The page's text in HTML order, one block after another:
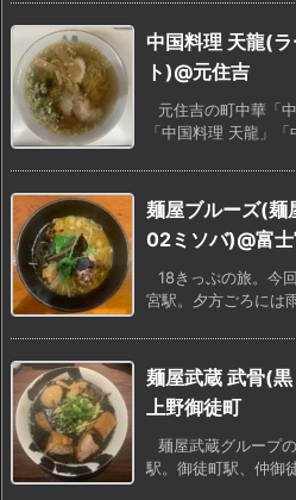
中国料理 天龍(
ト)@元住吉
元住吉の町中華「
「中国料理 天龍」
麺屋ブルーズ(麺
02ミソバ)@富
18きっぷの旅。今
宮駅。夕方ごろには
麺屋武蔵 武骨(
上野御徒町
麺屋武蔵グループ
駅。御徒町駅、仲御